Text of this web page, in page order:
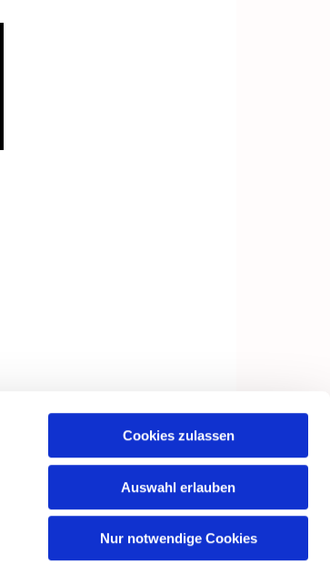
Cookies zulassen
Auswahl erlauben
Nur notwendige Cookies